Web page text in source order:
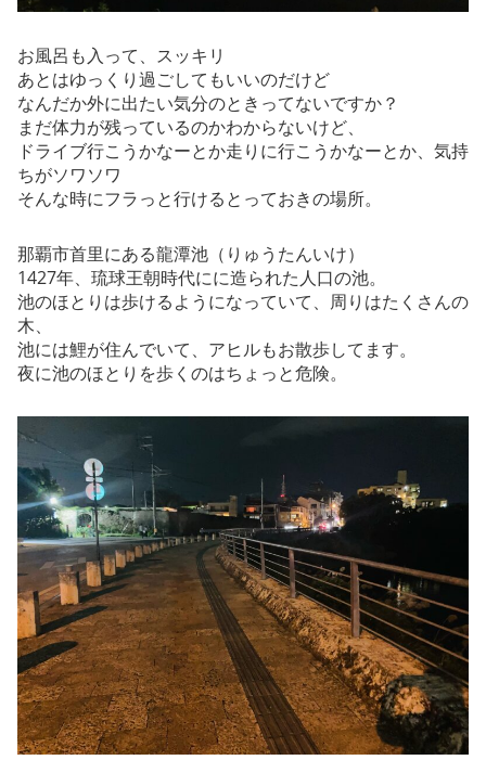
お風呂も入って、スッキリ
あとはゆっくり過ごしてもいいのだけど
なんだか外に出たい気分のときってないですか？
まだ体力が残っているのかわからないけど、
ドライブ行こうかなーとか走りに行こうかなーとか、気持
ちがソワソワ
そんな時にフラっと行けるとっておきの場所。
那覇市首里にある龍潭池（りゅうたんいけ）
1427年、琉球王朝時代にに造られた人口の池。
池のほとりは歩けるようになっていて、周りはたくさんの
木、
池には鯉が住んでいて、アヒルもお散歩してます。
夜に池のほとりを歩くのはちょっと危険。